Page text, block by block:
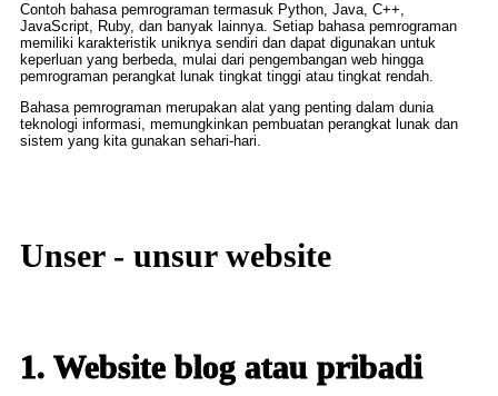
Contoh bahasa pemrograman termasuk Python, Java, C++,
JavaScript, Ruby, dan banyak lainnya. Setiap bahasa pemrograman
memiliki karakteristik uniknya sendiri dan dapat digunakan untuk
keperluan yang berbeda, mulai dari pengembangan web hingga
pemrograman perangkat lunak tingkat tinggi atau tingkat rendah.
Bahasa pemrograman merupakan alat yang penting dalam dunia
teknologi informasi, memungkinkan pembuatan perangkat lunak dan
sistem yang kita gunakan sehari-hari.
Unser - unsur website
1. Website blog atau pribadi